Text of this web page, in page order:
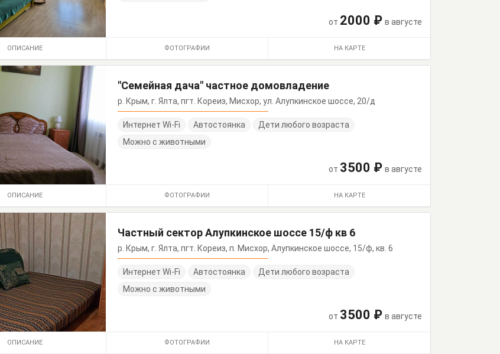
от 2000 ₽ в августе
ОПИСАНИЕ ФОТОГРАФИИ НА КАРТЕ
"Семейная дача" частное домовладение
р. Крым, г. Ялта, пгт. Кореиз, Мисхор, ул. Алупкинское шоссе, 20/д
Интернет Wi-Fi Автостоянка
Дети любого возраста
Можно с животными
от 3500 ₽ в августе
ОПИСАНИЕ ФОТОГРАФИИ НА КАРТЕ
Частный сектор Алупкинское шоссе 15/ф кв 6
р. Крым, г. Ялта, пгт. Кореиз, п. Мисхор, Алупкинское шоссе, 15/ф, кв. 6
Интернет Wi-Fi Автостоянка
Дети любого возраста
Можно с животными
от 3500 ₽ в августе
ОПИСАНИЕ ФОТОГРАФИИ НА КАРТЕ